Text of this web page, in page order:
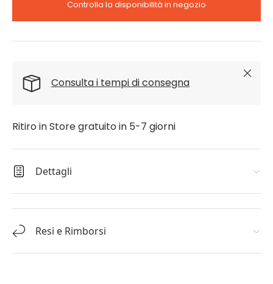
Controlla la disponibilità in negozio
Consulta i tempi di consegna
Chiudi
Ritiro in Store gratuito in 5-7 giorni
Dettagli
Resi e Rimborsi